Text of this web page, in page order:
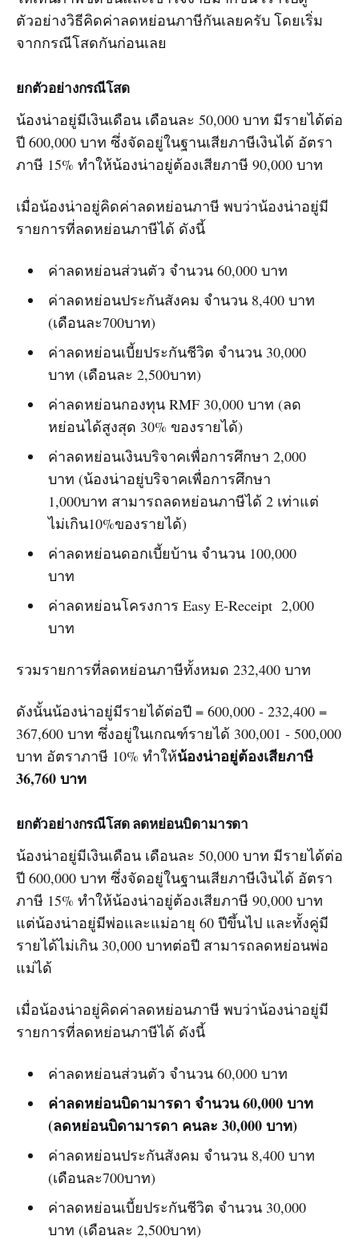
ตัวอย่างวิธีคิดค่าลดหย่อนภาษีกันเลยครับ โดยเริ่ม
จากกรณีโสดกันก่อนเลย
ยกตัวอย่างกรณีโสด
น้องน่าอยู่มีเงินเดือน เดือนละ 50,000 บาท มีรายได้ต่อ
ปี 600,000 บาท ซึ่งจัดอยู่ในฐานเสียภาษีเงินได้ อัตรา
ภาษี 15% ทำให้น้องน่าอยู่ต้องเสียภาษี 90,000 บาท
เมื่อน้องน่าอยู่คิดค่าลดหย่อนภาษี พบว่าน้องน่าอยู่มี
รายการที่ลดหย่อนภาษีได้ ดังนี้
ค่าลดหย่อนส่วนตัว จำนวน 60,000 บาท
ค่าลดหย่อนประกันสังคม จำนวน 8,400 บาท
(เดือนละ700บาท)
ค่าลดหย่อนเบี้ยประกันชีวิต จำนวน 30,000
บาท (เดือนละ 2,500บาท)
ค่าลดหย่อนกองทุน RMF 30,000 บาท (ลด
หย่อนได้สูงสุด 30% ของรายได้)
ค่าลดหย่อนเงินบริจาคเพื่อการศึกษา 2,000
บาท (น้องน่าอยู่บริจาคเพื่อการศึกษา
1,000บาท สามารถลดหย่อนภาษีได้ 2 เท่าแต่
ไม่เกิน10%ของรายได้)
ค่าลดหย่อนดอกเบี้ยบ้าน จำนวน 100,000
บาท
ค่าลดหย่อนโครงการ Easy E-Receipt 2,000
บาท
รวมรายการที่ลดหย่อนภาษีทั้งหมด 232,400 บาท
ดังนั้นน้องน่าอยู่มีรายได้ต่อปี = 600,000 - 232,400 =
367,600 บาท ซึ่งอยู่ในเกณฑ์รายได้ 300,001 - 500,000
บาท อัตราภาษี 10% ทำให้น้องน่าอยู่ต้องเสียภาษี
36,760 บาท
ยกตัวอย่างกรณีโสด ลดหย่อนบิดามารดา
น้องน่าอยู่มีเงินเดือน เดือนละ 50,000 บาท มีรายได้ต่อ
ปี 600,000 บาท ซึ่งจัดอยู่ในฐานเสียภาษีเงินได้ อัตรา
ภาษี 15% ทำให้น้องน่าอยู่ต้องเสียภาษี 90,000 บาท
แต่น้องน่าอยู่มีพ่อและแม่อายุ 60 ปีขึ้นไป และทั้งคู่มี
รายได้ไม่เกิน 30,000 บาทต่อปี สามารถลดหย่อนพ่อ
แม่ได้
เมื่อน้องน่าอยู่คิดค่าลดหย่อนภาษี พบว่าน้องน่าอยู่มี
รายการที่ลดหย่อนภาษีได้ ดังนี้
ค่าลดหย่อนส่วนตัว จำนวน 60,000 บาท
ค่าลดหย่อนบิดามารดา จำนวน 60,000 บาท
(ลดหย่อนบิดามารดา คนละ 30,000 บาท)
ค่าลดหย่อนประกันสังคม จำนวน 8,400 บาท
(เดือนละ700บาท)
ค่าลดหย่อนเบี้ยประกันชีวิต จำนวน 30,000
บาท (เดือนละ 2,500บาท)